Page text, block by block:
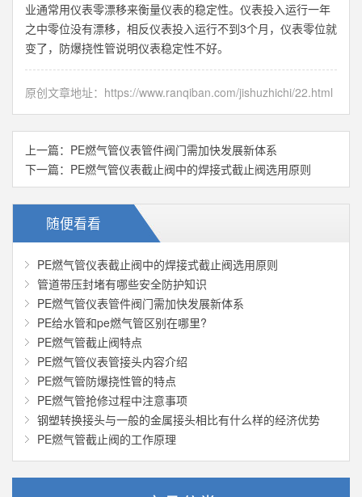
业通常用仪表零漂移来衡量仪表的稳定性。仪表投入运行一年
之中零位没有漂移，相反仪表投入运行不到3个月，仪表零位就
变了，防爆挠性管说明仪表稳定性不好。
原创文章地址： https://www.ranqiban.com/jishuzhichi/22.html
上一篇： PE燃气管仪表管件阀门需加快发展新体系
下一篇： PE燃气管仪表截止阀中的焊接式截止阀选用原则
随便看看
PE燃气管仪表截止阀中的焊接式截止阀选用原则
管道带压封堵有哪些安全防护知识
PE燃气管仪表管件阀门需加快发展新体系
PE给水管和pe燃气管区别在哪里?
PE燃气管截止阀特点
PE燃气管仪表管接头内容介绍
PE燃气管防爆挠性管的特点
PE燃气管抢修过程中注意事项
钢塑转换接头与一般的金属接头相比有什么样的经济优势
PE燃气管截止阀的工作原理